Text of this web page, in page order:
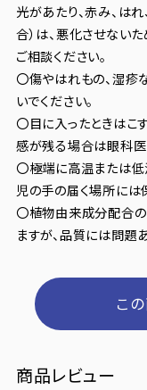
光があたり、赤み、は
合）は、悪化させない
ご相談ください。
〇傷やはれもの、湿疹
いでください。
〇目に入ったときはこ
感が残る場合は眼科医
〇極端に高温または
児の手の届く場所には
〇植物由来成分配合の
ますが、品質には問題
こ
商品レビュー